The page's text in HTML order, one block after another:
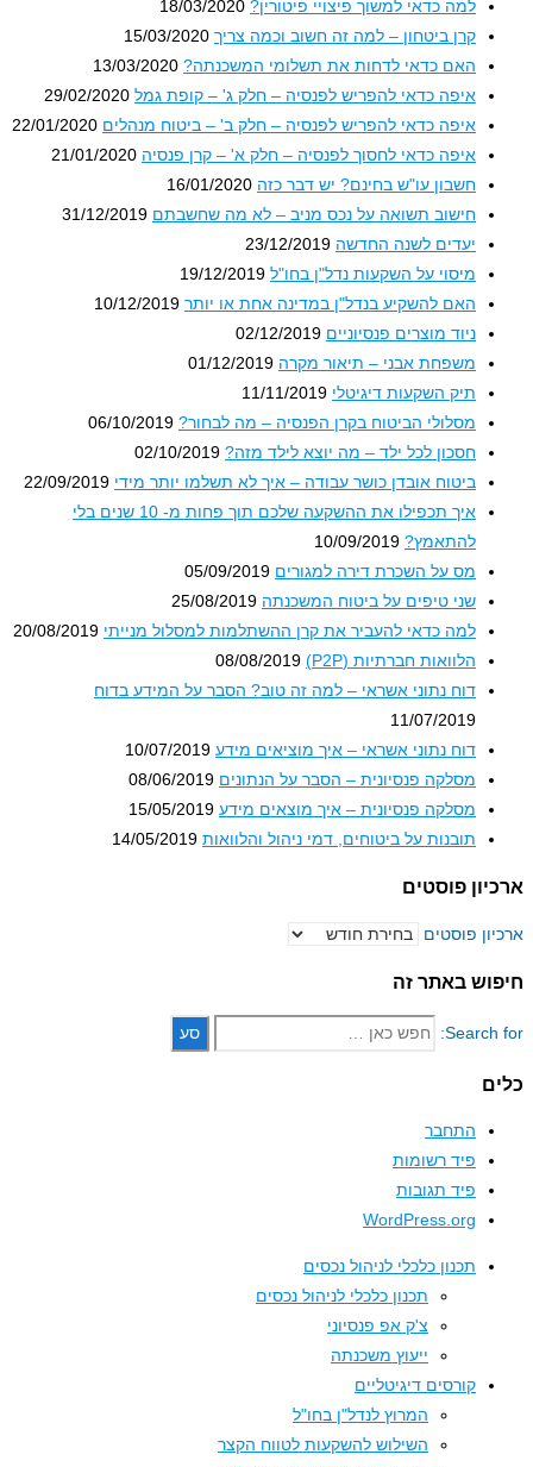
למה כדאי למשוך פיצויי פיטורין? 18/03/2020
קרן ביטחון – למה זה חשוב וכמה צריך 15/03/2020
האם כדאי לדחות את תשלומי המשכנתה? 13/03/2020
איפה כדאי להפריש לפנסיה – חלק ג' – קופת גמל 29/02/2020
איפה כדאי להפריש לפנסיה – חלק ב' – ביטוח מנהלים 22/01/2020
איפה כדאי לחסוך לפנסיה – חלק א' – קרן פנסיה 21/01/2020
חשבון עו"ש בחינם? יש דבר כזה 16/01/2020
חישוב תשואה על נכס מניב – לא מה שחשבתם 31/12/2019
יעדים לשנה החדשה 23/12/2019
מיסוי על השקעות נדל"ן בחו"ל 19/12/2019
האם להשקיע בנדל"ן במדינה אחת או יותר 10/12/2019
ניוד מוצרים פנסיוניים 02/12/2019
משפחת אבני – תיאור מקרה 01/12/2019
תיק השקעות דיגיטלי 11/11/2019
מסלולי הביטוח בקרן הפנסיה – מה לבחור? 06/10/2019
חסכון לכל ילד – מה יוצא לילד מזה? 02/10/2019
ביטוח אובדן כושר עבודה – איך לא תשלמו יותר מידי 22/09/2019
איך תכפילו את ההשקעה שלכם תוך פחות מ- 10 שנים בלי
להתאמץ? 10/09/2019
מס על השכרת דירה למגורים 05/09/2019
שני טיפים על ביטוח המשכנתה 25/08/2019
למה כדאי להעביר את קרן ההשתלמות למסלול מנייתי 20/08/2019
הלוואות חברתיות (P2P)
08/08/2019
דוח נתוני אשראי – למה זה טוב? הסבר על המידע בדוח
11/07/2019
דוח נתוני אשראי – איך מוציאים מידע 10/07/2019
מסלקה פנסיונית – הסבר על הנתונים 08/06/2019
מסלקה פנסיונית – איך מוצאים מידע 15/05/2019
תובנות על ביטוחים, דמי ניהול והלוואות 14/05/2019
פוסטים
פוסטים
באתר זה
התחבר
פיד רשומות
פיד תגובות
WordPress.org
תכנון כלכלי לניהול נכסים
תכנון כלכלי לניהול נכסים
צ'ק אפ פנסיוני
ייעוץ משכנתה
קורסים דיגיטליים
המרוץ לנדל"ן בחו"ל
השילוש להשקעות לטווח הקצר